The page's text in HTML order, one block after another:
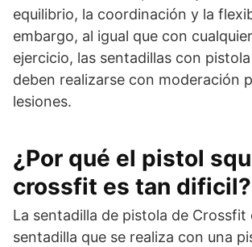
equilibrio, la coordinación y la
embargo, al igual que con
ejercicio, las sentadillas con
deben realizarse con moderación
lesiones.
¿Por qué el pistol
crossfit es tan dificil?
La sentadilla de pistola de Crossfit
sentadilla que se realiza con una